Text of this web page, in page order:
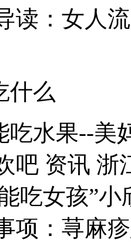
读：女人
什么
吃水果--美
吧 资讯
吃女孩”
项：荨麻